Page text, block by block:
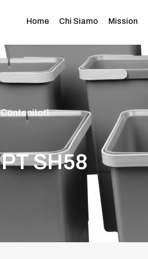
Home Chi Siamo Mission
Contenitori
PTSH58